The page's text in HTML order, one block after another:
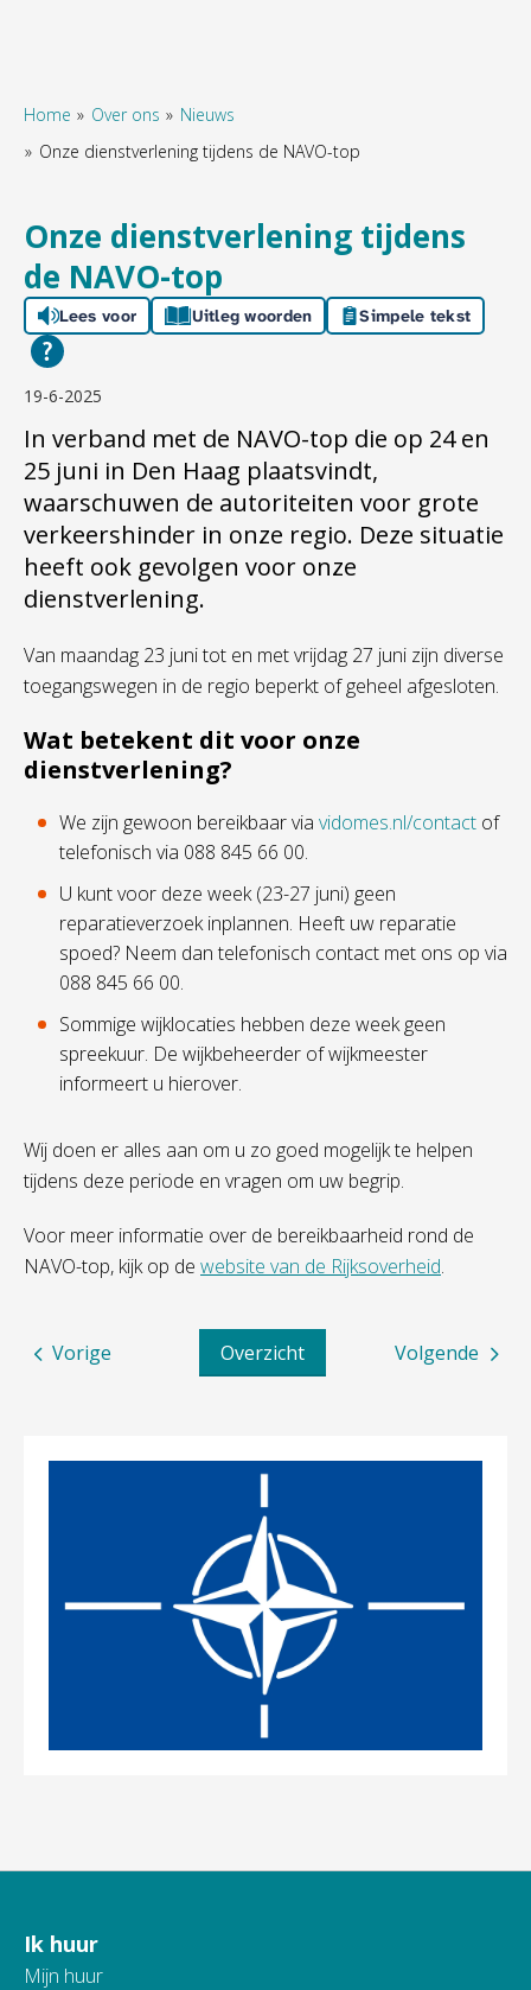
Home Over ons
Nieuws
Onze dienstverlening tijdens de NAVO-top
Onze dienstverlening tijdens
de NAVO-top
Lees voor Uitleg woorden Simpele tekst
19-6-2025
In verband met de NAVO-top die op 24 en
25 juni in Den Haag plaatsvindt,
waarschuwen de autoriteiten voor grote
verkeershinder in onze regio. Deze situatie
heeft ook gevolgen voor onze
dienstverlening.
Van maandag 23 juni tot en met vrijdag 27 juni zijn diverse
toegangswegen in de regio beperkt of geheel afgesloten.
Wat betekent dit voor onze
dienstverlening?
We zijn gewoon bereikbaar via vidomes.nl/contact of
telefonisch via 088 845 66 00.
U kunt voor deze week(23-27 juni) geen
reparatieverzoek inplannen. Heeft uw reparatie
spoed? Neem dan telefonisch contact met ons op via
088 845 66 00.
Sommige wijklocaties hebben deze week geen
spreekuur. De wijkbeheerder of wijkmeester
informeert u hierover.
Wij doen er alles aan om u zo goed mogelijk te helpen
tijdens deze periode en vragen om uw begrip.
Voor meer informatie over de bereikbaarheid rond de
NAVO-top, kijk op de website van de Rijksoverheid.
Volgende
Overzicht
Vorige
Contactinformatie
Ik huur
Mijn huur